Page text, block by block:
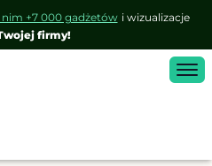
nim +7 000 gadżetów i wizualizacje
firmy!